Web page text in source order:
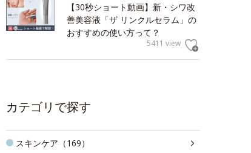
【30秒ショート動画】新・シワ改
善美容液「ザ リンクルセラム」の
おすすめの使い方って？
5411 view
カテゴリで探す
スキンケア（169）